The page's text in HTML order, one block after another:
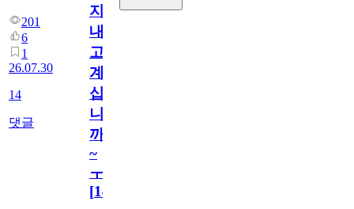
201
6
1
26.07.30
14
댓글
지
내
고
계
십
니
까
~
ㅜ
[14